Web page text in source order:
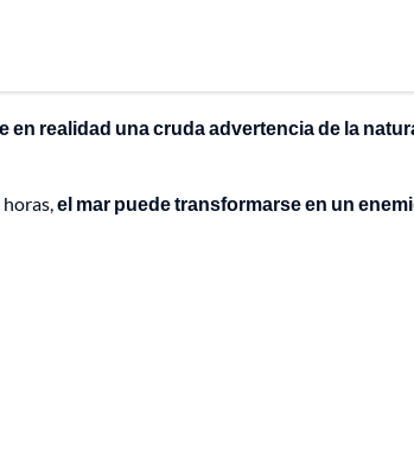
en realidad una cruda advertencia de la
el mar puede transformarse en un